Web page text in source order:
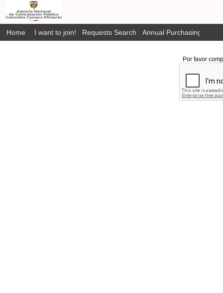
Home I want to join! Requests Search Annual Purchasing Plan
Por favor